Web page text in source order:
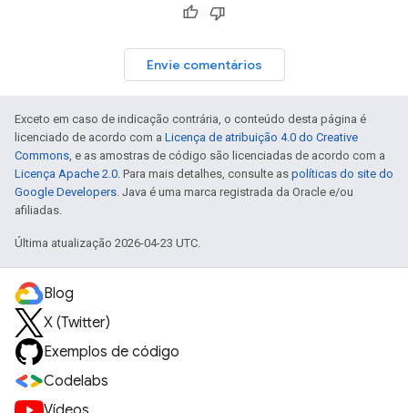
Envie comentários
Exceto em caso de indicação contrária, o conteúdo desta página é
licenciado de acordo com a Licença de atribuição 4.0 do Creative
Commons, e as amostras de código são licenciadas de acordo com a
Licença Apache 2.0. Para mais detalhes, consulte as políticas do site do
Google Developers. Java é uma marca registrada da Oracle e/ou
afiliadas.
Última atualização 2026-04-23 UTC.
Blog
X (Twitter)
Exemplos de código
Codelabs